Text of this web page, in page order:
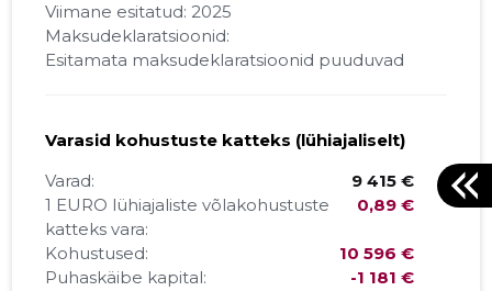
Viimane esitatud: 2025
Maksudeklaratsioonid:
Esitamata maksudeklaratsioonid puuduvad
Varasid kohustuste katteks (lühiajaliselt)
Varad:
9 415 €
1 EURO lühiajaliste võlakohustuste
katteks vara:
0,89 €
Kohustused:
10 596 €
Puhaskäibe kapital:
-1 181 €